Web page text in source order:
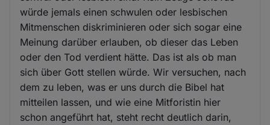
würde jemals einen schwulen oder lesbischen
Mitmenschen diskriminieren oder sich sogar eine
Meinung darüber erlauben, ob dieser das Leben
oder den Tod verdient hätte. Das ist als ob man
sich über Gott stellen würde. Wir versuchen, nach
dem zu leben, was er uns durch die Bibel hat
mitteilen lassen, und wie eine Mitforistin hier
schon angeführt hat, steht recht deutlich darin,